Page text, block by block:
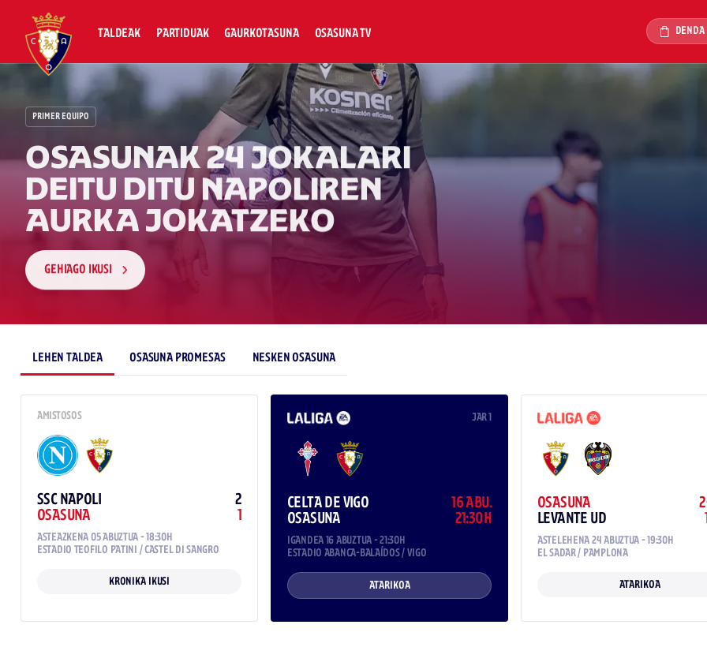
TALDEAK PARTIDUAK GAURKOTASUNA OSASUNA TV DENDA
PRIMER EQUIPO
OSASUNAK 24 JOKALARI
DEITU DITU NAPOLIREN
AURKA JOKATZEKO
GEHIAGO IKUSI
LEHEN TALDEA OSASUNA PROMESAS NESKEN OSASUNA
AMISTOSOS
SSC NAPOLI
2
OSASUNA
1
ASTEAZKENA 05 ABUZTUA - 18:30H
ESTADIO TEOFILO PATINI /CASTEL DI SANGRO
KRONIKA IKUSI
JAR 1
CELTA DE VIGO
16 ABU.
OSASUNA
21:30H
IGANDEA 16 ABUZTUA - 21:30H
ESTADIO ABANCA-BALAÍDOS/ VIGO
ATARIKOA
OSASUNA
LEVANTE UD
ASTELEHENA 24 ABUZTUA - 19:30H
EL SADAR/ PAMPLONA
ATARIKOA